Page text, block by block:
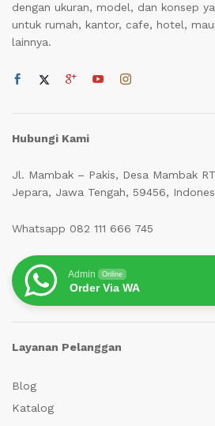
dengan ukuran, model, dan konsep
untuk rumah, kantor, cafe, hotel,
lainnya.
Hubungi Kami
Jl. Mambak – Pakis, Desa Mambak
Jepara, Jawa Tengah, 59456,
Whatsapp 082 111 666 745
Admin Online
Order Via WA
Layanan Pelanggan
Blog
Katalog